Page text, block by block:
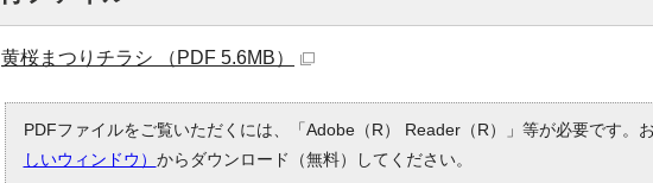
黄桜まつりチラシ （PDF 5.6MB）
PDFファイルをご覧いただくには、「Adobe（R） Reader（R）」等が必要です。
しいウィンドウ） からダウンロード（無料）してください。